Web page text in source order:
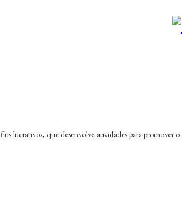
lucrativos, que desenvolve atividades para promover